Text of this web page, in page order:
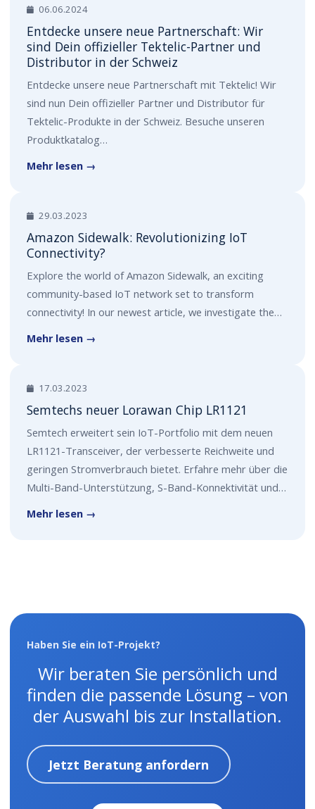
06.06.2024
Entdecke unsere neue Partnerschaft: Wir
sind Dein offizieller Tektelic-Partner und
Distributor in der Schweiz
Entdecke unsere neue Partnerschaft mit Tektelic! Wir
sind nun Dein offizieller Partner und Distributor für
Tektelic-Produkte in der Schweiz. Besuche unseren
Produktkatalog…
Mehr lesen →
29.03.2023
Amazon Sidewalk: Revolutionizing IoT
Connectivity?
Explore the world of Amazon Sidewalk, an exciting
community-based IoT network set to transform
connectivity! In our newest article, we investigate the…
Mehr lesen →
17.03.2023
Semtechs neuer Lorawan Chip LR1121
Semtech erweitert sein IoT-Portfolio mit dem neuen
LR1121-Transceiver, der verbesserte Reichweite und
geringen Stromverbrauch bietet. Erfahre mehr über die
Multi-Band-Unterstützung, S-Band-Konnektivität und…
Mehr lesen →
Haben Sie ein IoT-Projekt?
Wir beraten Sie persönlich und
finden die passende Lösung – von
der Auswahl bis zur Installation.
Jetzt Beratung anfordern